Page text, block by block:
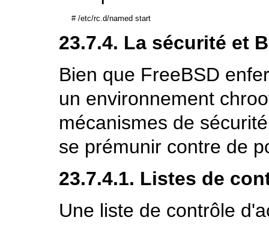
# /etc/rc.d/named start
23.7.4. La sécurité et
Bien que FreeBSD
un environnement
mécanismes de
se prémunir contre de
23.7.4.1. Listes de
Une liste de contrôle